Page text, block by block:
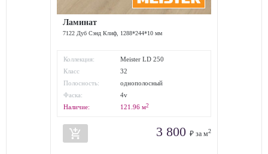
Ламинат
7122 Дуб Сэнд Клиф, 1288*244*10 мм
Коллекция:
Meister LD 250
Класс
износостойкости:
32
Полосность:
однополосный
Фаска:
4v
Наличие:
121.96 м2
add_shopping_cart 3 800 ₽ за м2